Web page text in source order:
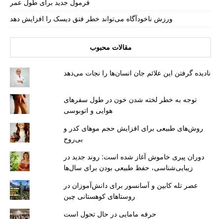
فرمول جدید برای طول عمر
ورزش ناخودآگاه می‌تواند خطر فتق دیسک را افزایش دهد
مقالات محبوب
نادیده گرفتن این علائم جان انسان‌ها را نجات می‌دهد
توجه به خطر لخته شدن خون در طول سفرهای
هوایی و اتوبوسی
روش‌های طبیعی برای افزایش حجم موهای کدر و
بی‌روح
دوران پیری خاموش آغاز شده است: روند جدید در
زیبایی‌شناسی، حفظ طبیعی بودن برای سال‌ها
عصر تله کابین و آسانسور برای دانش‌آموزان در
روستاهای کوهستانی چین
حرفه مامایی در حال تحول است